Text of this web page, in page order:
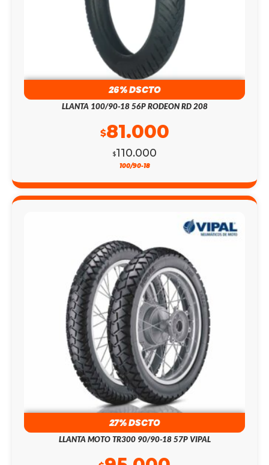
26% DSCTO
LLANTA 100/90-18 56P RODEON RD 208
$110.000
$81.000
100/90-18
27% DSCTO
LLANTA MOTO TR300 90/90-18 57P VIPAL